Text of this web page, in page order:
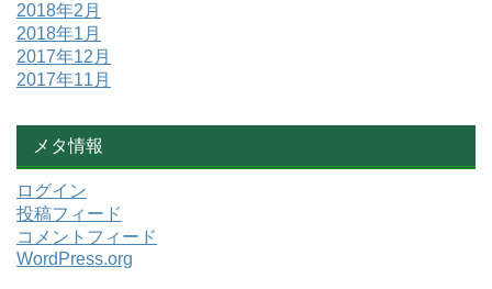
2018年2月
2018年1月
2017年12月
2017年11月
メタ情報
ログイン
投稿フィード
コメントフィード
WordPress.org